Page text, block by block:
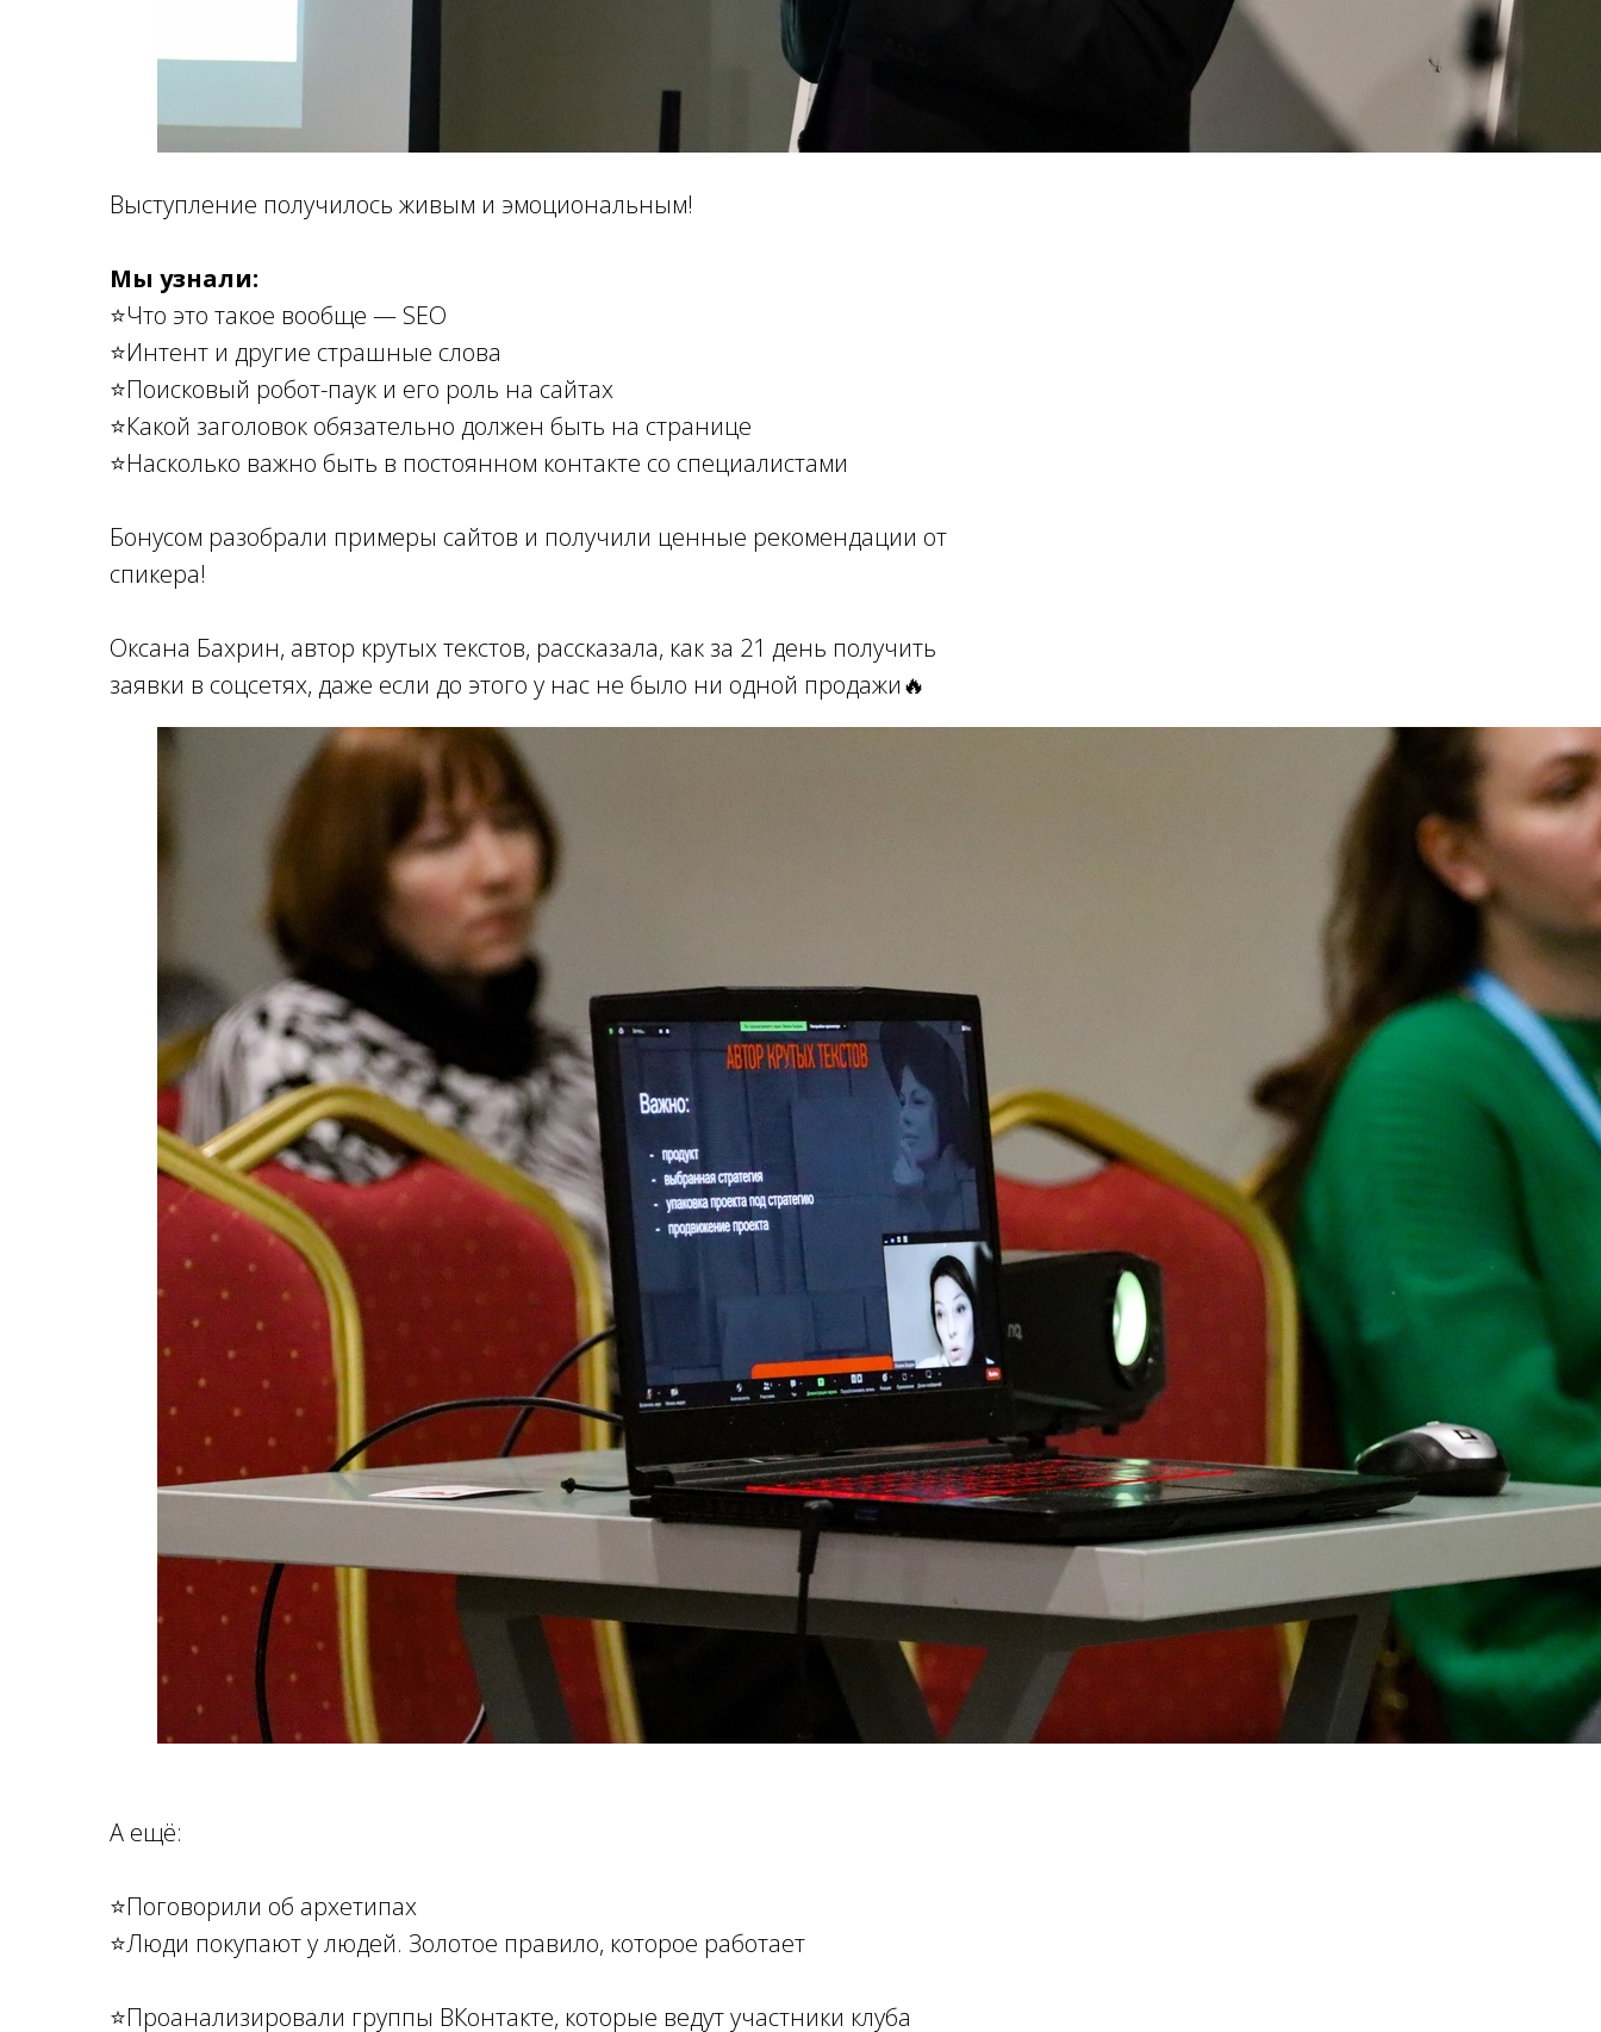
Выступление получилось живым и эмоциональным!
Мы узнали:
⭐Что это такое вообще — SEO
⭐Интент и другие страшные слова
⭐Поисковый робот-паук и его роль на сайтах
⭐Какой заголовок обязательно должен быть на странице
⭐Насколько важно быть в постоянном контакте со специалистами
Бонусом разобрали примеры сайтов и получили ценные рекомендации от
спикера!
Оксана Бахрин, автор крутых текстов, рассказала, как за 21 день получить
заявки в соцсетях, даже если до этого у нас не было ни одной продажи🔥
А ещё:
⭐Поговорили об архетипах
⭐Люди покупают у людей. Золотое правило, которое работает
⭐Проанализировали группы ВКонтакте, которые ведут участники клуба